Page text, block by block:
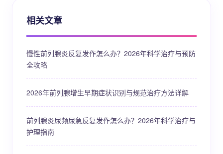
相关文章
慢性前列腺炎反复发作怎么办？2026年科学治疗与预防
全攻略
2026年前列腺增生早期症状识别与规范治疗方法详解
前列腺炎尿频尿急反复发作怎么办？2026年科学治疗与
护理指南